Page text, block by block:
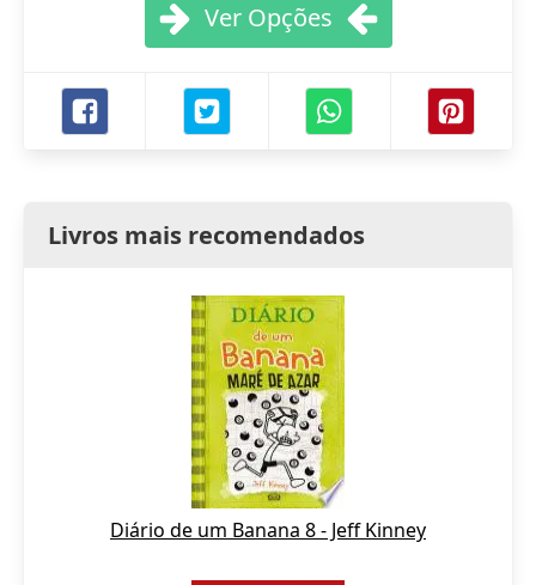
Ver Opções
Livros mais recomendados
Diário de um Banana 8 - Jeff Kinney